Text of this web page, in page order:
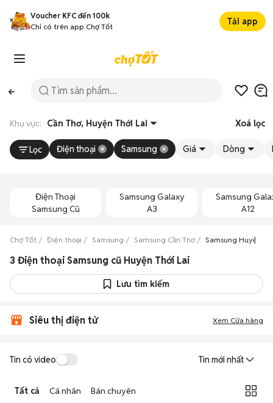
Voucher KFC đến 100k
Chỉ có trên app Chợ Tốt
Tải app
Khu vực: Cần Thơ, Huyện Thới Lai Xoá lọc
Lọc Điện thoại Samsung Giá Dòng
Điện Thoại
Samsung Cũ
Samsung Galaxy
A3
Samsung
A12
Chợ Tốt Điện thoại Samsung Samsung Cần Thơ Samsung Huyện
3 Điện thoại Samsung cũ Huyện Thới Lai
Lưu tìm kiếm
Siêu thị điện tử Xem Cửa hàng
Tin có video Tin mới nhất
Tất cả Cá nhân Bán chuyên